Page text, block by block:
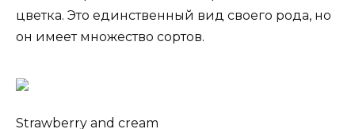
цветка. Это единственный вид своего рода, но
он имеет множество сортов.
Strawberry and cream